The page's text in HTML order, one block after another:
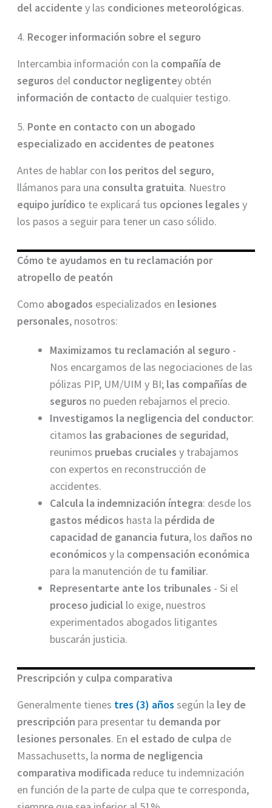
del accidente y las condiciones meteorológicas.
4. Recoger información sobre el seguro
Intercambia información con la compañía de
seguros del conductor negligentey obtén
información de contacto de cualquier testigo.
5. Ponte en contacto con un abogado
especializado en accidentes de peatones
Antes de hablar con los peritos del seguro,
llámanos para una consulta gratuita. Nuestro
equipo jurídico te explicará tus opciones legales y
los pasos a seguir para tener un caso sólido.
Cómo te ayudamos en tu reclamación por
atropello de peatón
Como abogados especializados en lesiones
personales, nosotros:
Maximizamos tu reclamación al seguro -
Nos encargamos de las negociaciones de las
pólizas PIP, UM/UIM y BI; las compañías de
seguros no pueden rebajarnos el precio.
Investigamos la negligencia del conductor:
citamos las grabaciones de seguridad,
reunimos pruebas cruciales y trabajamos
con expertos en reconstrucción de
accidentes.
Calcula la indemnización íntegra: desde los
gastos médicos hasta la pérdida de
capacidad de ganancia futura, los daños no
económicos y la compensación económica
para la manutención de tu familiar.
Representarte ante los tribunales - Si el
proceso judicial lo exige, nuestros
experimentados abogados litigantes
buscarán justicia.
Prescripción y culpa comparativa
Generalmente tienes tres (3) años según la ley de
prescripción para presentar tu demanda por
lesiones personales. En el estado de culpa de
Massachusetts, la norma de negligencia
comparativa modificada reduce tu indemnización
en función de la parte de culpa que te corresponda,